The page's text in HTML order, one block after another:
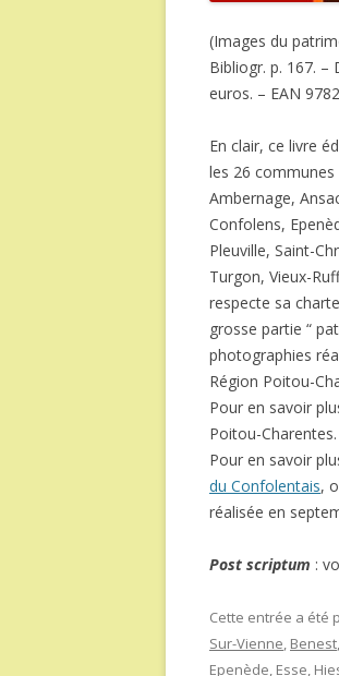
(Images du
Bibliogr. p. 167. –
euros. – EAN
En clair, ce livre
les 26
Ambernage,
Confolens,
Pleuville, Saint-
Turgon, Vieux-
respecte sa
grosse partie “
photographies
Région Poitou-
Pour en savoir
Poitou-Charentes.
Pour en savoir
du Confolentais,
réalisée en
Post scriptum :
Cette entrée a été
Sur-Vienne, Benest,
Epenède, Esse,